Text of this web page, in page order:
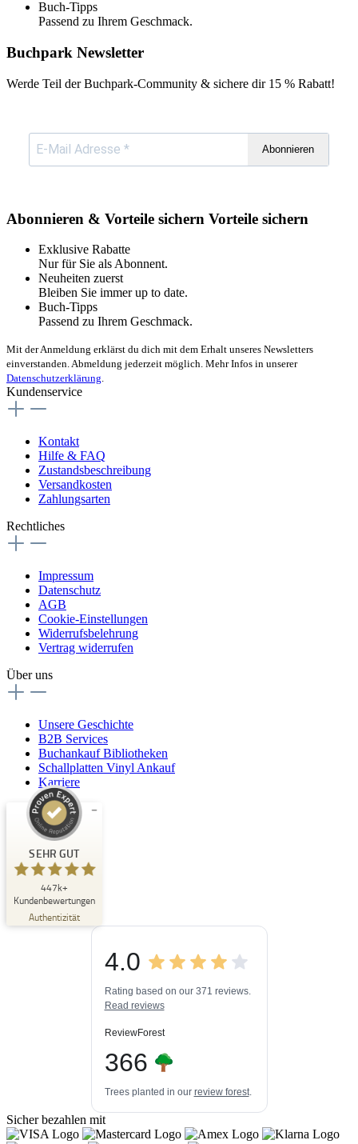
Buch-Tipps
Passend zu Ihrem Geschmack.
Buchpark Newsletter
Werde Teil der Buchpark-Community & sichere dir 15 % Rabatt!
Abonnieren
Abonnieren & Vorteile sichern Vorteile sichern
Exklusive Rabatte
Nur für Sie als Abonnent.
Neuheiten zuerst
Bleiben Sie immer up to date.
Buch-Tipps
Passend zu Ihrem Geschmack.
Mit der Anmeldung erklärst du dich mit dem Erhalt unseres Newsletters
einverstanden. Abmeldung jederzeit möglich. Mehr Infos in unserer
Datenschutzerklärung.
Kundenservice
Kontakt
Hilfe & FAQ
Zustandsbeschreibung
Versandkosten
Zahlungsarten
Rechtliches
Impressum
Datenschutz
AGB
Cookie-Einstellungen
Widerrufsbelehrung
Vertrag widerrufen
Über uns
Unsere Geschichte
B2B Services
Buchankauf Bibliotheken
Schallplatten Vinyl Ankauf
Karriere
SEHR GUT
447k+
Kundenbewertungen
Authentizität
Kundenbewertungen und Erfahrungen zu
SEHR GUT
4,84
/
5,00
3
ProvenExpert.com
Blick aufs ProvenExpert-Profil werfen
03.08.2026
4.0
Rating based on our 371 reviews.
Read reviews
ReviewForest
366
Trees planted in our review forest.
Sicher bezahlen mit